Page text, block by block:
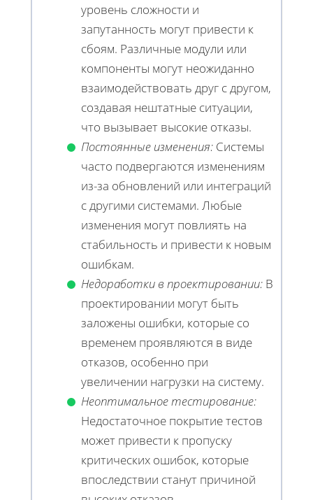
уровень сложности и
запутанность могут привести к
сбоям. Различные модули или
компоненты могут неожиданно
взаимодействовать друг с другом,
создавая нештатные ситуации,
что вызывает высокие отказы.
Постоянные изменения: Системы
часто подвергаются изменениям
из-за обновлений или интеграций
с другими системами. Любые
изменения могут повлиять на
стабильность и привести к новым
ошибкам.
Недоработки в проектировании: В
проектировании могут быть
заложены ошибки, которые со
временем проявляются в виде
отказов, особенно при
увеличении нагрузки на систему.
Неоптимальное тестирование:
Недостаточное покрытие тестов
может привести к пропуску
критических ошибок, которые
впоследствии станут причиной